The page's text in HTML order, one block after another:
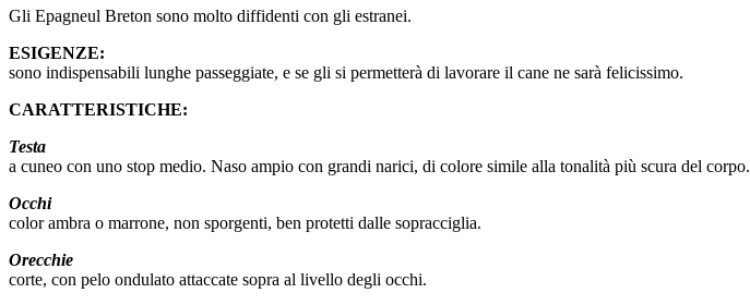
Gli Epagneul Breton sono molto diffidenti con gli estranei.
ESIGENZE:
sono indispensabili lunghe passeggiate, e se gli si permetterà di lavorare il cane ne sarà felicissimo.
CARATTERISTICHE:
Testa
a cuneo con uno stop medio. Naso ampio con grandi narici, di colore simile alla tonalità più scura del corpo.
Occhi
color ambra o marrone, non sporgenti, ben protetti dalle sopracciglia.
Orecchie
corte, con pelo ondulato attaccate sopra al livello degli occhi.